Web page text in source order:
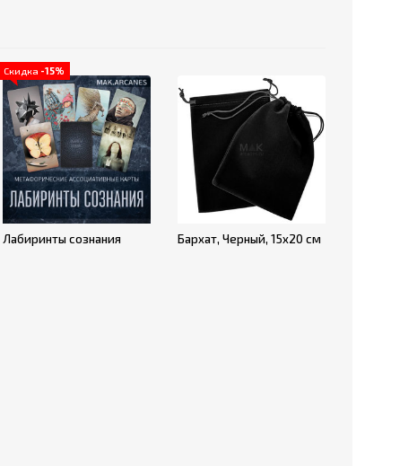
Скидка -15%
Лабиринты сознания Бархат, Черный, 15х20 см